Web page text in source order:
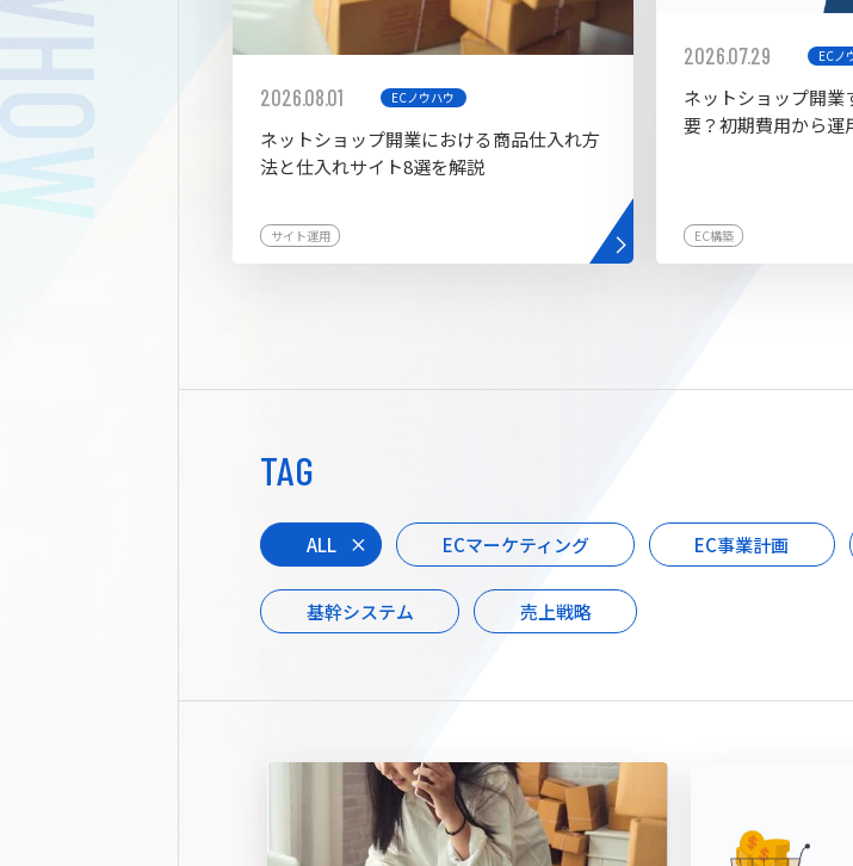
2026.08.01 ECノウハウ
ネットショップ開業における商品仕入れ方
法と仕入れサイト8選を解説
サイト運用
2026.07.29 ECノ
ネットショップ開
要？初期費用から運
EC構築
TAG
ALL ECマーケティング EC事業計画
基幹システム 売上戦略